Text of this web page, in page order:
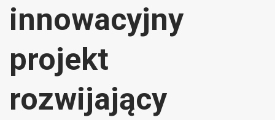
innowacyjny
projekt
rozwijający